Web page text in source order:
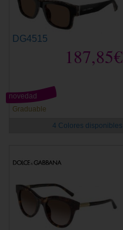
DG4515
187,85€
Graduable
novedad
4 Colores disponibles